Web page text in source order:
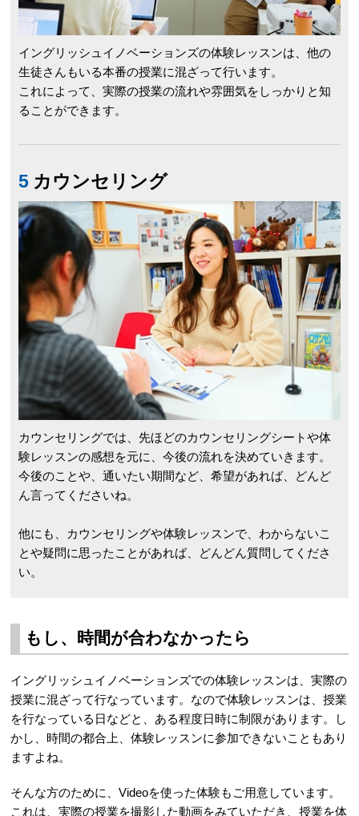
イングリッシュイノベーションズの体験レッスンは、他の
生徒さんもいる本番の授業に混ざって行います。
これによって、実際の授業の流れや雰囲気をしっかりと知
ることができます。
5 カウンセ リング
カウンセリングでは、先ほどのカウンセリングシートや体
験レッスンの感想を元に、今後の流れを決めていきます。
今後のことや、通いたい期間など、希望があれば、どんど
ん言ってくださいね。
他にも、カウンセリングや体験レッスンで、わからないこ
とや疑問に思ったことがあれば、どんどん質問してくださ
い。
もし、時間が合わなかったら
イングリッシュイノベーションズでの体験レッスンは、実際の
授業に混ざって行なっています。なので体験レッスンは、授業
を行なっている日などと、ある程度日時に制限があります。し
かし、時間の都合上、体験レッスンに参加できないこともあり
ますよね。
そんな方のために、Videoを使った体験もご用意しています。
これは、実際の授業を撮影した動画をみていただき、授業を体